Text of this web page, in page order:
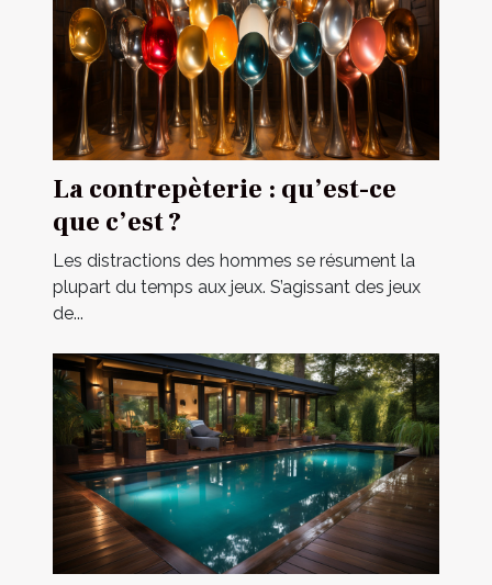
La contrepèterie : qu’est-ce
que c’est ?
Les distractions des hommes se résument la
plupart du temps aux jeux. S’agissant des jeux
de...